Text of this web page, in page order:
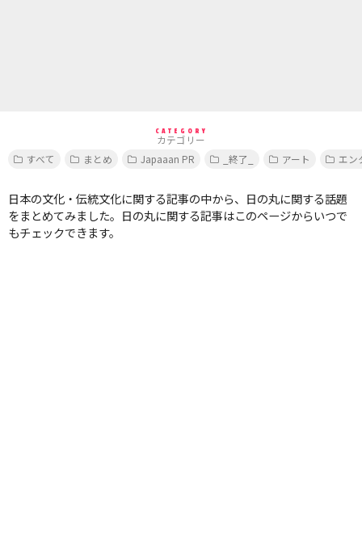
CATEGORY
カテゴリー
すべて
まとめ Japaaan PR _終了_ アート エン
日本の文化・伝統文化に関する記事の中から、日の丸に関する話題
をまとめてみました。日の丸に関する記事はこのページからいつで
もチェックできます。